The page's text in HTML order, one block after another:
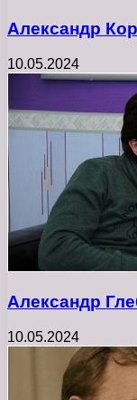
Александр
10.05.2024
Александр
10.05.2024